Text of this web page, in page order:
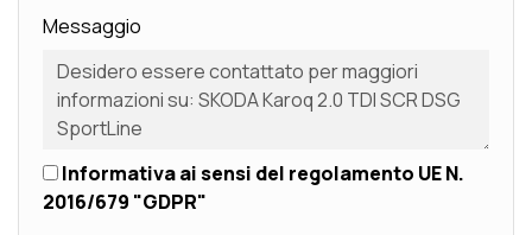
Messaggio
Informativa ai sensi del regolamento UE N.
2016/679 "GDPR"